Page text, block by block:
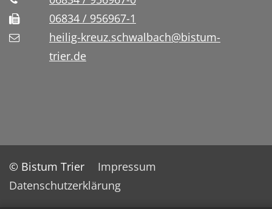
06834 / 956967-1
heilig-kreuz.schwalbach@bistum-
trier.de
© Bistum Trier
Impressum
Datenschutzerklärung